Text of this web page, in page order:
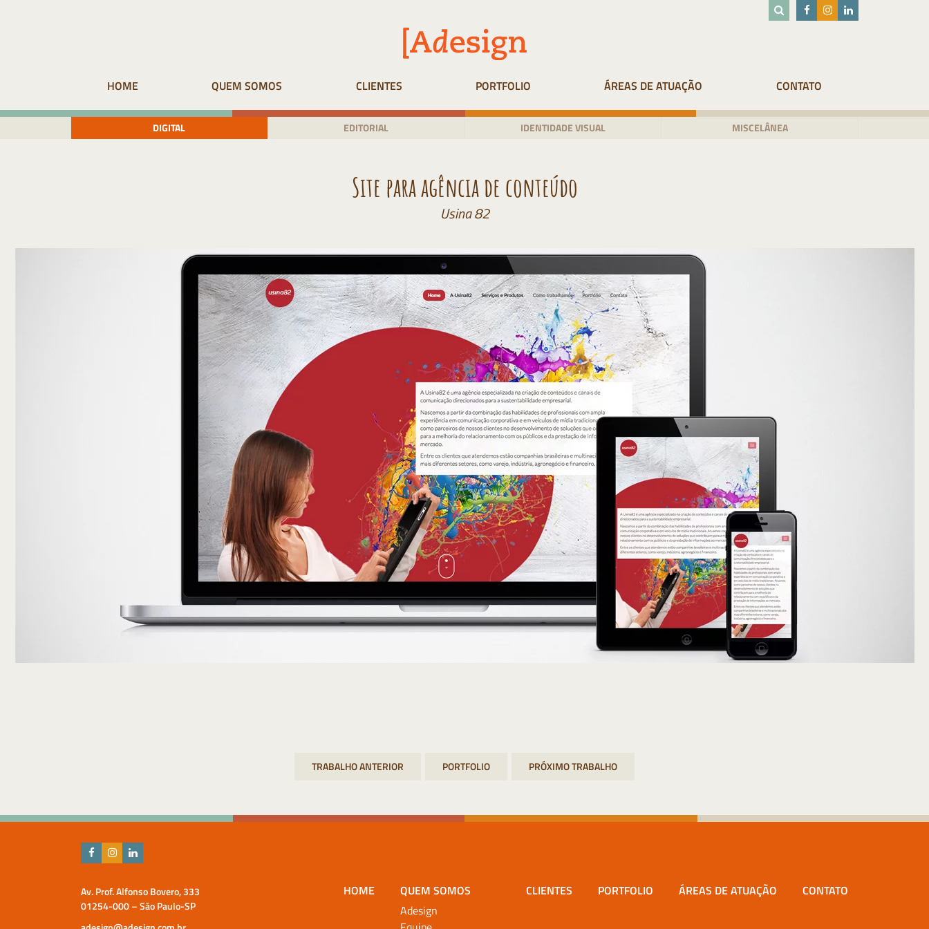
HOME QUEM SOMOS CLIENTES PORTFOLIO ÁREAS DE ATUAÇÃO CONTATO
DIGITAL EDITORIAL IDENTIDADE VISUAL MISCELÂNEA
Site para agência de conteúdo
Usina 82
Post
PORTFOLIO
Av. Prof. Alfonso Bovero, 333
01254-000 – São Paulo-SP
HOME
QUEM SOMOS
Adesign
CLIENTES PORTFOLIO ÁREAS DE ATUAÇÃO CONTATO